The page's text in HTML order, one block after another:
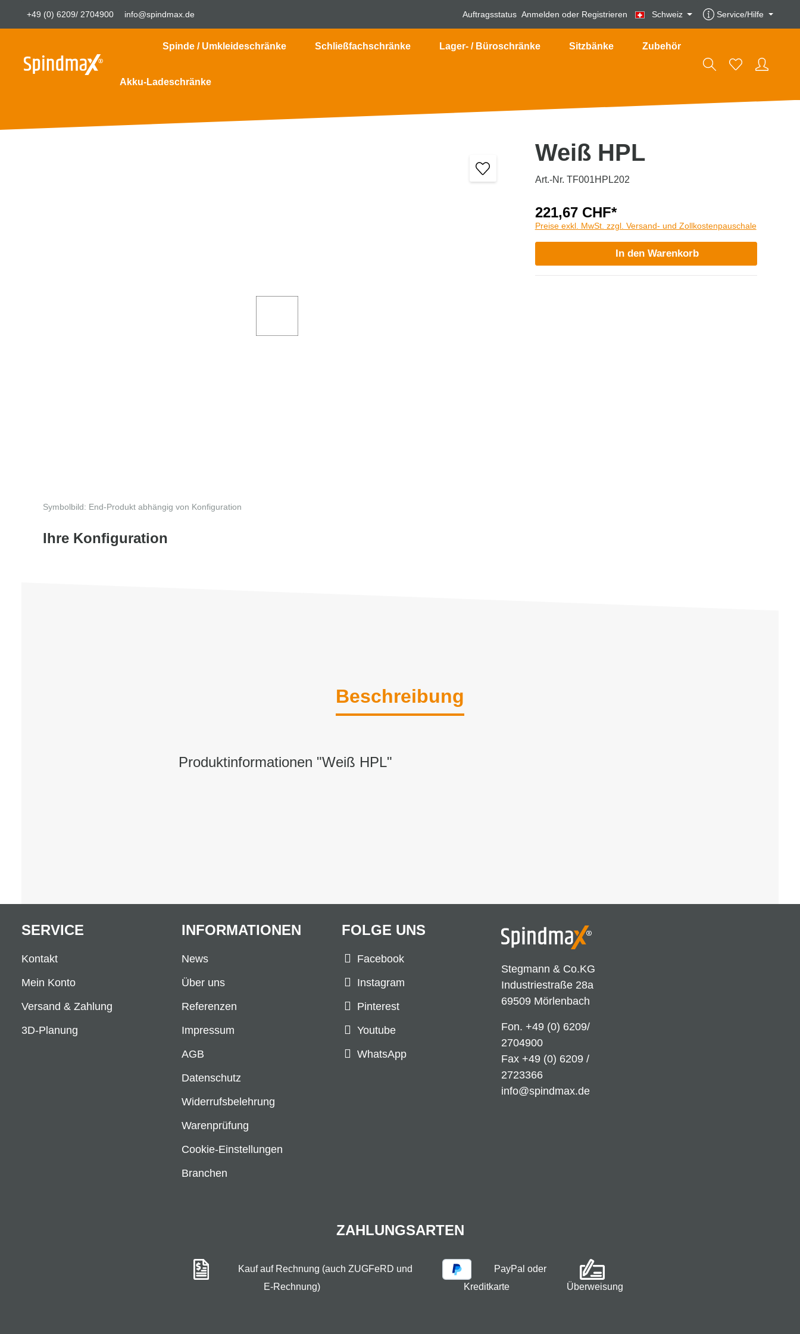
+49 (0) 6209/ 2704900 info@spindmax.de Auftragsstatus Anmelden oder Registrieren Schweiz Service/Hilfe
Spinde / Umkleideschränke Schließfachschränke Lager- / Büroschränke Sitzbänke Zubehör
Akku-Ladeschränke
Symbolbild: End-Produkt abhängig von Konfiguration
Ihre Konfiguration
Weiß HPL
Art.-Nr. TF001HPL202
221,67 CHF*
Preise exkl. MwSt. zzgl. Versand- und Zollkostenpauschale
In den Warenkorb
Beschreibung
Produktinformationen "Weiß HPL"
Stegmann & Co.KG
Industriestraße 28a
69509 Mörlenbach
Fon. +49 (0) 6209/
2704900
Fax +49 (0) 6209 /
2723366
info@spindmax.de
FOLGE UNS
Facebook
Instagram
Pinterest
Youtube
WhatsApp
SERVICE
Kontakt
Mein Konto
Versand & Zahlung
3D-Planung
INFORMATIONEN
News
Über uns
Referenzen
Impressum
AGB
Datenschutz
Widerrufsbelehrung
Warenprüfung
Cookie-Einstellungen
Branchen
ZAHLUNGSARTEN
Kauf auf Rechnung (auch ZUGFeRD und
E-Rechnung)
PayPal oder
Kreditkarte
Überweisung